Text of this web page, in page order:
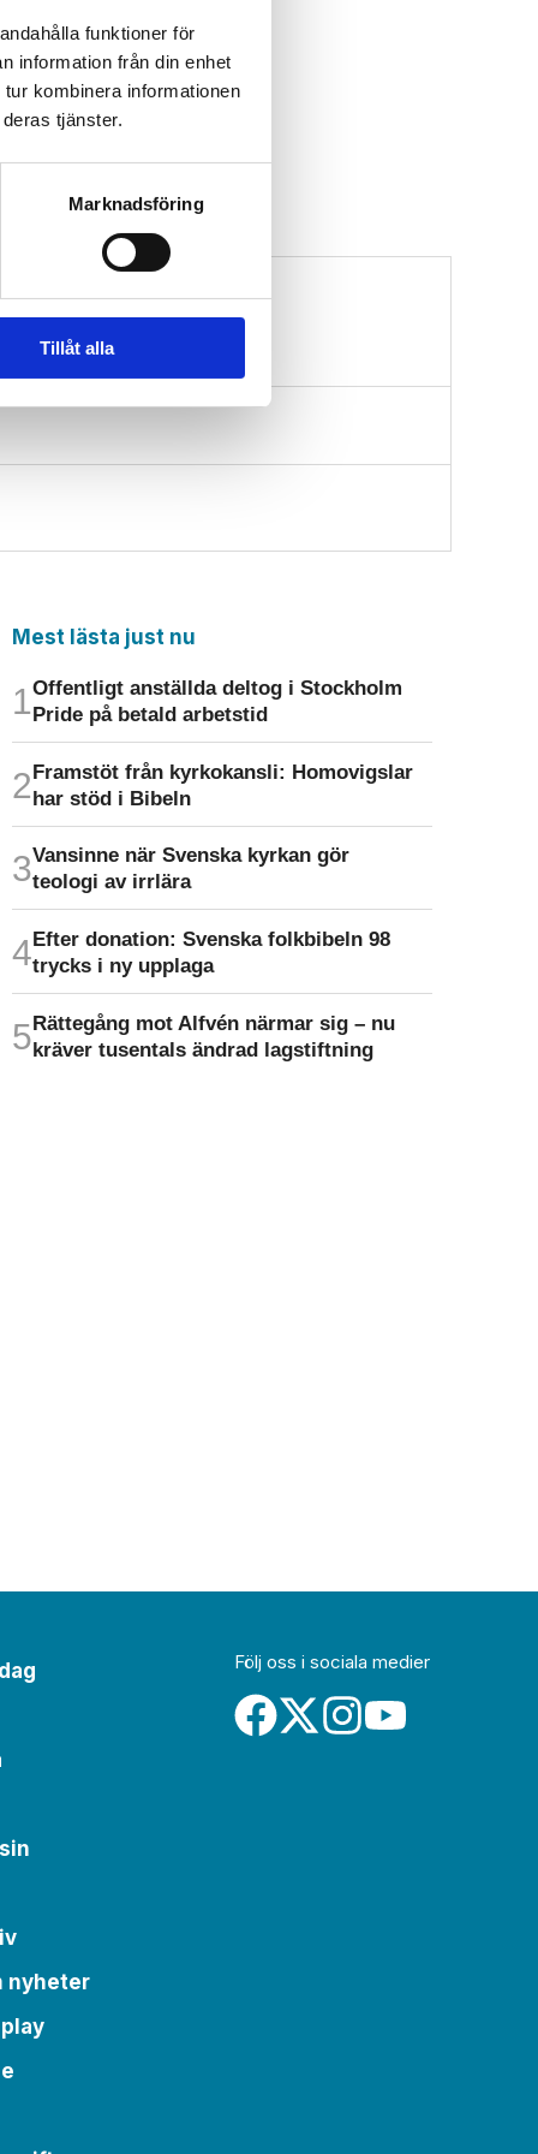
funktioner för
information från din enhet
kombinera informationen
tjänster.
Marknadsföring
Tillåt alla
Mest lästa just nu
Offentligt anställda deltog i Stockholm
Pride på betald arbetstid
Framstöt från kyrkokansli: Homo­vigslar
har stöd i Bibeln
Vansinne när Svenska kyrkan gör
teologi av irrlära
Efter donation: Svenska folkbibeln 98
trycks i ny upplaga
Rättegång mot Alfvén närmar sig – nu
kräver tusentals ändrad lagstiftning
nyheter
Följ oss i sociala medier